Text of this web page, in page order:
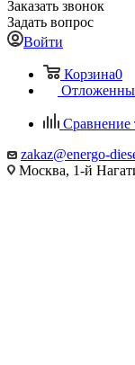
Заказать звонок
Задать вопрос
Войти
Корзина0
Сравнение
zakaz@energo-
Москва, 1-й